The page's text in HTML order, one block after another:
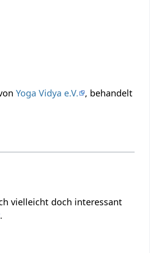
Yoga Vidya e.V.
, behandelt
.